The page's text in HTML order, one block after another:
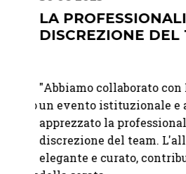
LA
DISCREZIONE DEL
Abbiamo collaborato con
un evento istituzionale e
apprezzato la
discrezione del team.
elegante e curato,